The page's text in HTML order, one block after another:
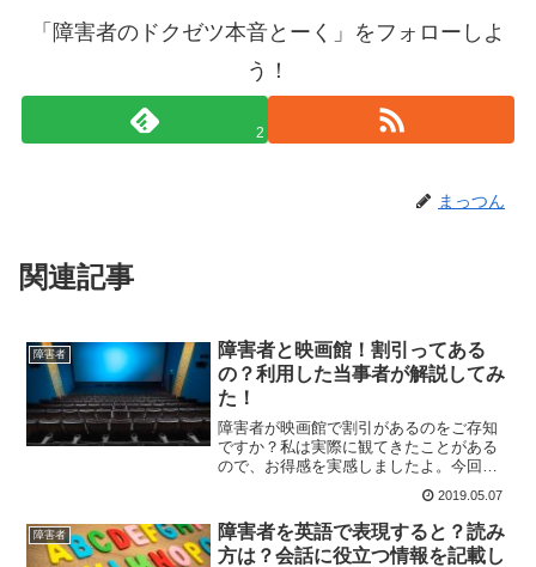
「障害者のドクゼツ本音とーく」をフォローしよ
う！
2
まっつん
関連記事
障害者
障害者と映画館！割引ってある
の？利用した当事者が解説してみ
た！
障害者が映画館で割引があるのをご存知
ですか？私は実際に観てきたことがある
ので、お得感を実感しましたよ。今回は
ます。後半には、私の使用感も記載して
みました。それではいってみましょう。
2019.05.07
障害者
障害者を英語で表現すると？読み
方は？会話に役立つ情報を記載し